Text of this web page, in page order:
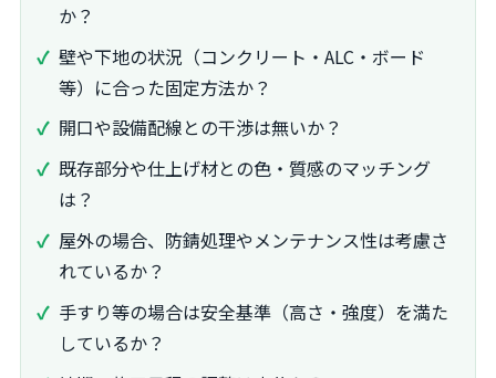
か？
壁や下地の状況（コンクリート・ALC・ボード
等）に合った固定方法か？
開口や設備配線との干渉は無いか？
既存部分や仕上げ材との色・質感のマッチング
は？
屋外の場合、防錆処理やメンテナンス性は考慮さ
れているか？
手すり等の場合は安全基準（高さ・強度）を満た
しているか？